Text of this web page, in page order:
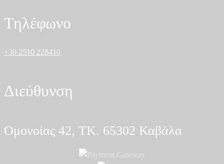
Τηλέφωνο
+30 2510 228410
Διεύθυνση
Ομονοίας 42, ΤΚ. 65302 Καβάλα